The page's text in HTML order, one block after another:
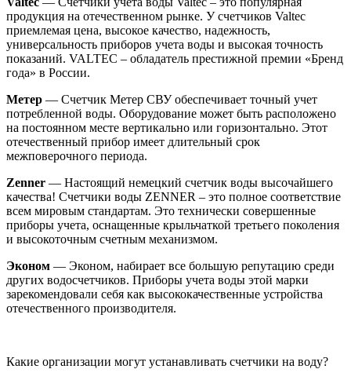
продукция на отечественном рынке. У счетчиков Valtec
приемлемая цена, высокое качество, надежность,
универсальность приборов учета воды и высокая точность
показаний. VALTEC – обладатель престижной премии «Бренд
года» в России.
Метер — Счетчик Метер СВУ обеспечивает точный учет
потребленной воды. Оборудование может быть расположено
на постоянном месте вертикально или горизонтально. Этот
отечественный прибор имеет длительный срок
межповерочного периода.
Zenner — Настоящий немецкий счетчик воды высочайшего
качества! Счетчики воды ZENNER – это полное соответствие
всем мировым стандартам. Это технически совершенные
приборы учета, оснащенные крыльчаткой третьего поколения
и высокоточным счетным механизмом.
Эконом — Эконом, набирает все большую репутацию среди
других водосчетчиков. Приборы учета воды этой марки
зарекомендовали себя как высококачественные устройства
отечественного производителя.
Какие организации могут устанавливать счетчики на воду?